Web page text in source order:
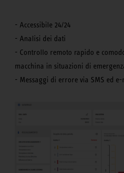
- Accessibile 24/24
- Analisi dei dati
- Controllo remoto rapido e
macchina in situazioni di
- Messaggi di errore via SMS ed